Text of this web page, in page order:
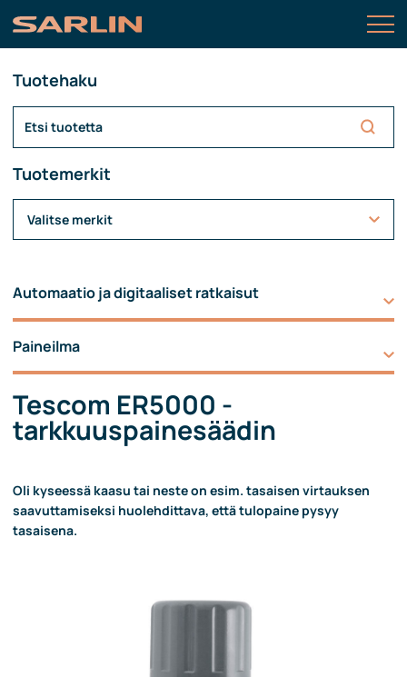
Tuotehaku
Tuotemerkit
Valitse merkit
Automaatio ja digitaaliset ratkaisut
Paineilma
Tescom ER5000 -
tarkkuuspainesäädin
Oli kyseessä kaasu tai neste on esim. tasaisen virtauksen
saavuttamiseksi huolehdittava, että tulopaine pysyy
tasaisena.